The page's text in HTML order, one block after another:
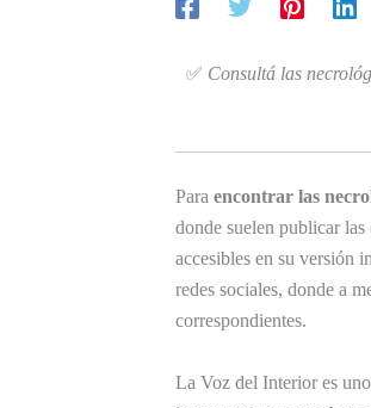
✅ Consultá las
Para encontrar las
donde suelen publicar las
accesibles en su versión
redes sociales, donde a
correspondientes.
La Voz del Interior es